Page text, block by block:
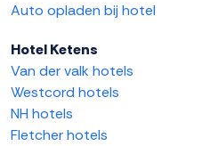
Auto opladen bij hotel
Hotel Ketens
Van der valk hotels
Westcord hotels
NH hotels
Fletcher hotels